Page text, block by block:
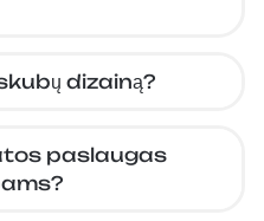
dizainą?
mokest.
paslaugas